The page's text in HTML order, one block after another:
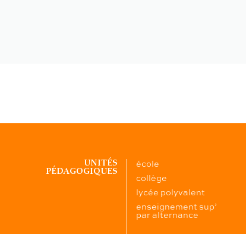
UNITÉS
PÉDAGOGIQUES
école
collège
lycée polyvalent
enseignement sup’
par alternance